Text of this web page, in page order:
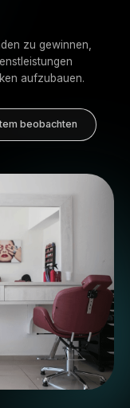
Kunden zu
Dienstleistungen
Marken
System